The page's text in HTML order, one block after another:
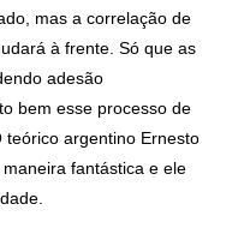
mas a correlação de
à frente. Só que as
adesão
bem esse processo de
teórico argentino Ernesto
fantástica e ele